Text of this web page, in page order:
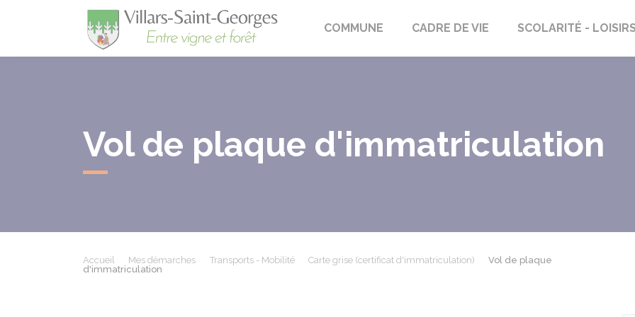
Villars-Saint-Georges
COMMUNE CADRE DE VIE SCOLARITÉ -
Vol de plaque d'immatriculation
Accueil Mes démarches Transports - Mobilité Carte grise (certificat d'immatriculation)
Vol de plaque
d'immatriculation